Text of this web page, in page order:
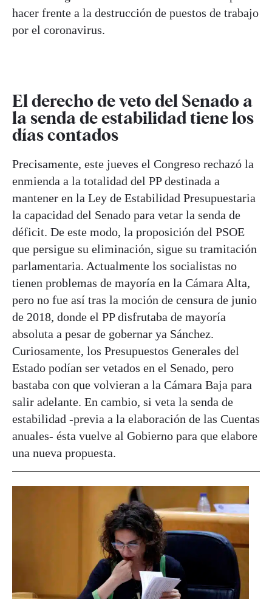
hacer frente a la destrucción de puestos de trabajo
por el coronavirus.
El derecho de veto del Senado a
la senda de estabilidad tiene los
días contados
Precisamente, este jueves el Congreso rechazó la
enmienda a la totalidad del PP destinada a
mantener en la Ley de Estabilidad Presupuestaria
la capacidad del Senado para vetar la senda de
déficit. De este modo, la proposición del PSOE
que persigue su eliminación, sigue su tramitación
parlamentaria. Actualmente los socialistas no
tienen problemas de mayoría en la Cámara Alta,
pero no fue así tras la moción de censura de junio
de 2018, donde el PP disfrutaba de mayoría
absoluta a pesar de gobernar ya Sánchez.
Curiosamente, los Presupuestos Generales del
Estado podían ser vetados en el Senado, pero
bastaba con que volvieran a la Cámara Baja para
salir adelante. En cambio, si veta la senda de
estabilidad -previa a la elaboración de las Cuentas
anuales- ésta vuelve al Gobierno para que elabore
una nueva propuesta.